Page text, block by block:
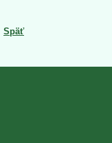
Späť